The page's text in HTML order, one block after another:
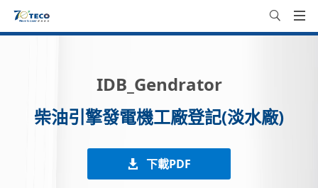
IDB_Gendrator
柴油引擎發電機工廠登記(淡水廠)
下載PDF